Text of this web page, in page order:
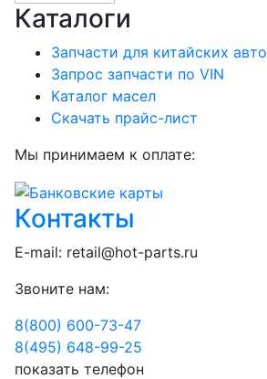
Каталоги
Запчасти для китайских авто
Запрос запчасти по VIN
Каталог масел
Скачать прайс-лист
Мы принимаем к оплате:
Контакты
E-mail: retail@hot-parts.ru
Звоните нам:
8(800) 600-73-47
8(495) 648-99-25
показать телефон